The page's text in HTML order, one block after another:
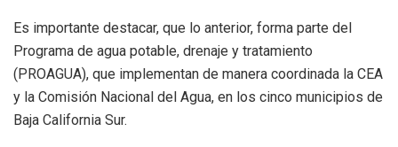
Es importante destacar, que lo anterior, forma parte del
Programa de agua potable, drenaje y tratamiento
(PROAGUA), que implementan de manera coordinada la CEA
y la Comisión Nacional del Agua, en los cinco municipios de
Baja California Sur.